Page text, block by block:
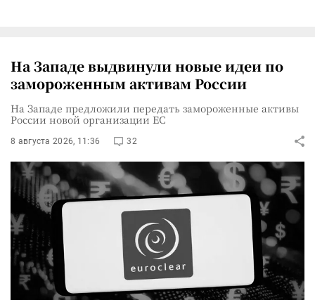
На Западе выдвинули новые идеи по
замороженным активам России
На Западе предложили передать замороженные активы
России новой организации ЕС
8 августа 2026, 11:36 32